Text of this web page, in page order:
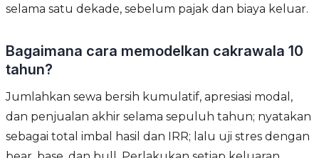
selama satu dekade, sebelum pajak dan biaya keluar.
Bagaimana cara memodelkan cakrawala 10
tahun?
Jumlahkan sewa bersih kumulatif, apresiasi modal,
dan penjualan akhir selama sepuluh tahun; nyatakan
sebagai total imbal hasil dan IRR; lalu uji stres dengan